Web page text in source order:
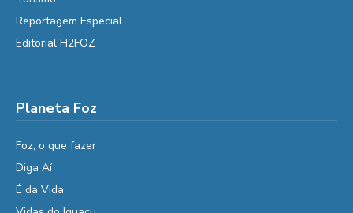
Reportagem Especial
Editorial H2FOZ
Planeta Foz
Foz, o que fazer
Diga Aí
É da Vida